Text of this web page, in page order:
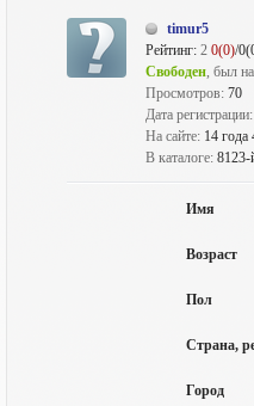
timur5
Рейтинг: 2 0(0)/
Свободен, был
Просмотров: 70
Дата регистрации:
На сайте: 14 года
В каталоге: 8123-
Имя
Возраст
Пол
Страна,
Город